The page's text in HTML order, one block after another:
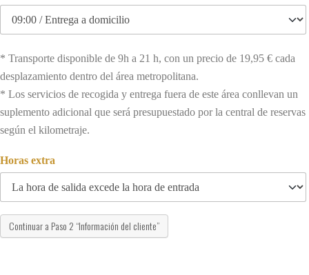
* Transporte disponible de 9h a 21 h, con un precio de 19,95 € cada
desplazamiento dentro del área metropolitana.
* Los servicios de recogida y entrega fuera de este área conllevan un
suplemento adicional que será presupuestado por la central de reservas
según el kilometraje.
Horas extra
Continuar a Paso 2 “Información del cliente”